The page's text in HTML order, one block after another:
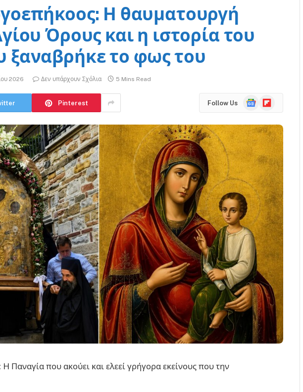
Η θαυματουργή
Όρους και η ιστορία του
ξαναβρήκε το φως του
2026 Δεν υπάρχουν Σχόλια 5 Mins Read
Pinterest Follow Us
GoogleFlipboard
Παναγία που ακούει και ελεεί γρήγορα εκείνους που την